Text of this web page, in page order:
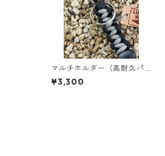
マルチホルダー（高耐久パ
ラシュートコード 4mm）
¥3,300